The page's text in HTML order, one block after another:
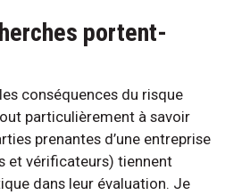
portent-
conséquences du risque
particulièrement à savoir
prenantes d’une entreprise
et vérificateurs) tiennent
dans leur évaluation. Je